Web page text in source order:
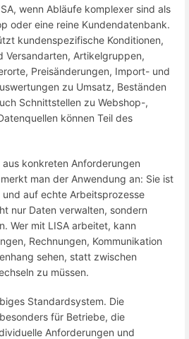
wenn Abläufe komplexer sind als
oder eine reine Kundendatenbank.
kundenspezifische Konditionen,
Versandarten, Artikelgruppen,
Preisänderungen, Import- und
zu Umsatz, Beständen
Schnittstellen zu Webshop-,
können Teil des
konkreten Anforderungen
man der Anwendung an: Sie ist
auf echte Arbeitsprozesse
nur Daten verwalten, sondern
Wer mit LISA arbeitet, kann
Rechnungen, Kommunikation
sehen, statt zwischen
zu müssen.
Standardsystem. Die
für Betriebe, die
Anforderungen und